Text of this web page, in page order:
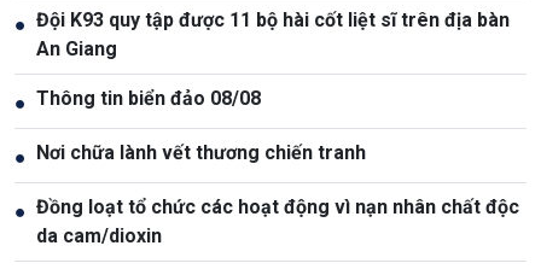
● Đội K93 quy tập được 11 bộ hài cốt liệt sĩ trên địa bàn
An Giang
● Thông tin biển đảo 08/08
● Nơi chữa lành vết thương chiến tranh
● Đồng loạt tổ chức các hoạt động vì nạn nhân chất độc
da cam/dioxin